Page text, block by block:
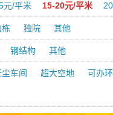
元/平米 15-20元/平米
栋 独院 其他
钢结构 其他
车间 超大空地 可办